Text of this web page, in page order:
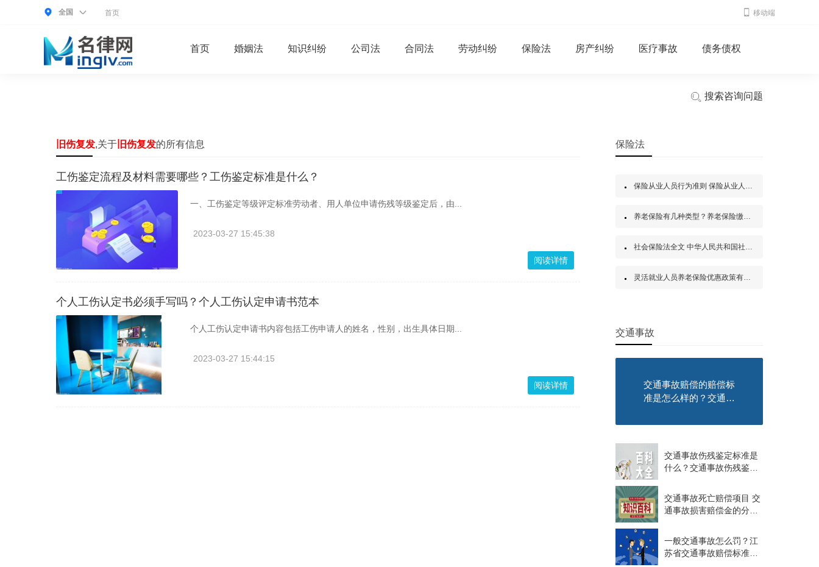
全国 首页 移动端
首页 婚姻法 知识纠纷 公司法 合同法 劳动纠纷 保险法 房产纠纷 医疗事故 债务债权
搜索咨询问题
旧伤复发,关于 旧伤复发的所有信息
工伤鉴定流程及材料需要哪些？工伤鉴定标准是什么？
一、工伤鉴定等级评定标准劳动者、用人单位申请伤残等级鉴定后，由...
2023-03-27 15:45:38
阅读详情
个人工伤认定书必须手写吗？个人工伤认定申请书范本
个人工伤认定申请书内容包括工伤申请人的姓名，性别，出生具体日期...
2023-03-27 15:44:15
阅读详情
保险法
保险从业人员行为准则 保险从业人员行为准则实施细则
养老保险有几种类型？养老保险缴纳的目的是什么？养老保险是什么？
社会保险法全文 中华人民共和国社会保险法的内容是什么？
灵活就业人员养老保险优惠政策有哪些？灵活就业养老保险是什么？
交通事故
交通事故赔偿的赔偿标
准是怎么样的？交通事
什么？
交通事故伤残鉴定标准是
什么？交通事故伤残鉴定
交通事故死亡赔偿项目 交
通事故损害赔偿金的分配
一般交通事故怎么罚？江
苏省交通事故赔偿标准是